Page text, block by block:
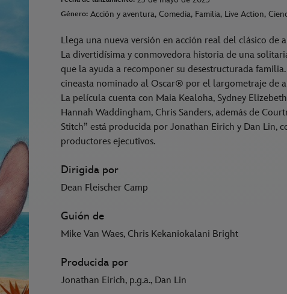
Género: Acción y aventura, Comedia, Familia, Live Action,
Llega una nueva versión en acción real del clásico de
La divertidísima y conmovedora historia de una
que la ayuda a recomponer su desestructurada
cineasta nominado al Oscar® por el largometraje de
La película cuenta con Maia Kealoha, Sydney
Hannah Waddingham, Chris Sanders, además de
Stitch” está producida por Jonathan Eirich y Dan Lin,
productores ejecutivos.
Dirigida por
Dean Fleischer Camp
Guión de
Mike Van Waes, Chris Kekaniokalani Bright
Producida por
Jonathan Eirich, p.g.a., Dan Lin